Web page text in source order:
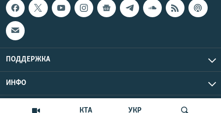
КТА УКР
ПОДДЕРЖКА
ИНФО
Copyright Крым.Реалии, 2026 | Все права защищены.
UTC+3